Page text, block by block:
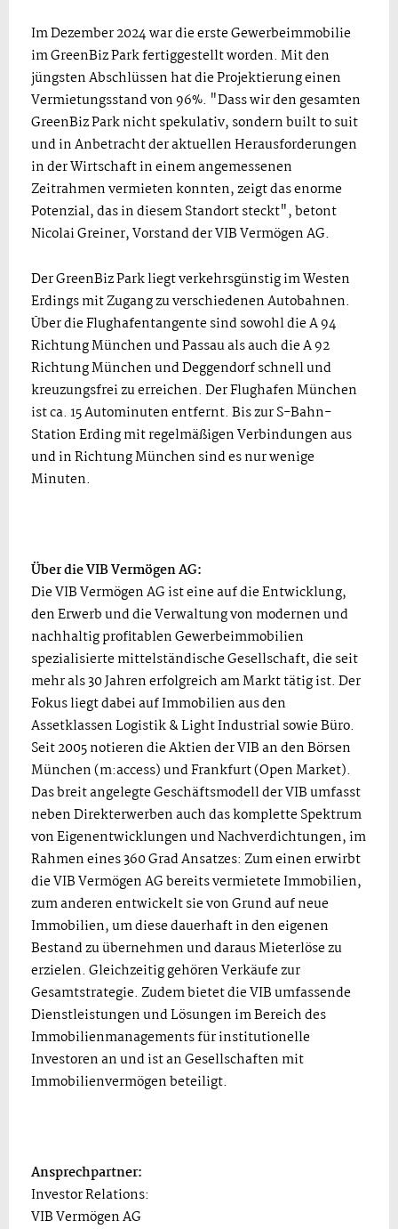
Im Dezember 2024 war die erste Gewerbeimmobilie
im GreenBiz Park fertiggestellt worden. Mit den
jüngsten Abschlüssen hat die Projektierung einen
Vermietungsstand von 96%. "Dass wir den gesamten
GreenBiz Park nicht spekulativ, sondern built to suit
und in Anbetracht der aktuellen Herausforderungen
in der Wirtschaft in einem angemessenen
Zeitrahmen vermieten konnten, zeigt das enorme
Potenzial, das in diesem Standort steckt", betont
Nicolai Greiner, Vorstand der VIB Vermögen AG.
Der GreenBiz Park liegt verkehrsgünstig im Westen
Erdings mit Zugang zu verschiedenen Autobahnen.
Über die Flughafentangente sind sowohl die A 94
Richtung München und Passau als auch die A 92
Richtung München und Deggendorf schnell und
kreuzungsfrei zu erreichen. Der Flughafen München
ist ca. 15 Autominuten entfernt. Bis zur S-Bahn-
Station Erding mit regelmäßigen Verbindungen aus
und in Richtung München sind es nur wenige
Minuten.
Über die VIB Vermögen AG:
Die VIB Vermögen AG ist eine auf die Entwicklung,
den Erwerb und die Verwaltung von modernen und
nachhaltig profitablen Gewerbeimmobilien
spezialisierte mittelständische Gesellschaft, die seit
mehr als 30 Jahren erfolgreich am Markt tätig ist. Der
Fokus liegt dabei auf Immobilien aus den
Assetklassen Logistik & Light Industrial sowie Büro.
Seit 2005 notieren die Aktien der VIB an den Börsen
München (m:access) und Frankfurt (Open Market).
Das breit angelegte Geschäftsmodell der VIB umfasst
neben Direkterwerben auch das komplette Spektrum
von Eigenentwicklungen und Nachverdichtungen, im
Rahmen eines 360 Grad Ansatzes: Zum einen erwirbt
die VIB Vermögen AG bereits vermietete Immobilien,
zum anderen entwickelt sie von Grund auf neue
Immobilien, um diese dauerhaft in den eigenen
Bestand zu übernehmen und daraus Mieterlöse zu
erzielen. Gleichzeitig gehören Verkäufe zur
Gesamtstrategie. Zudem bietet die VIB umfassende
Dienstleistungen und Lösungen im Bereich des
Immobilienmanagements für institutionelle
Investoren an und ist an Gesellschaften mit
Immobilienvermögen beteiligt.
Ansprechpartner:
Investor Relations:
VIB Vermögen AG